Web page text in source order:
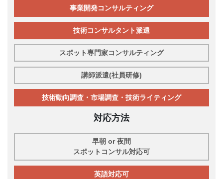
事業開発コンサルティング
技術コンサルタント派遣
スポット専門家コンサルティング
講師派遣(社員研修)
技術動向調査・市場調査・技術ライティング
対応方法
早朝 or 夜間
スポットコンサル対応可
英語対応可